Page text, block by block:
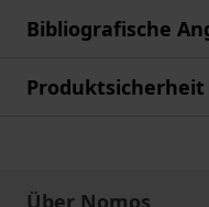
Bibliografische
Produktsicherheit
Über Nomos